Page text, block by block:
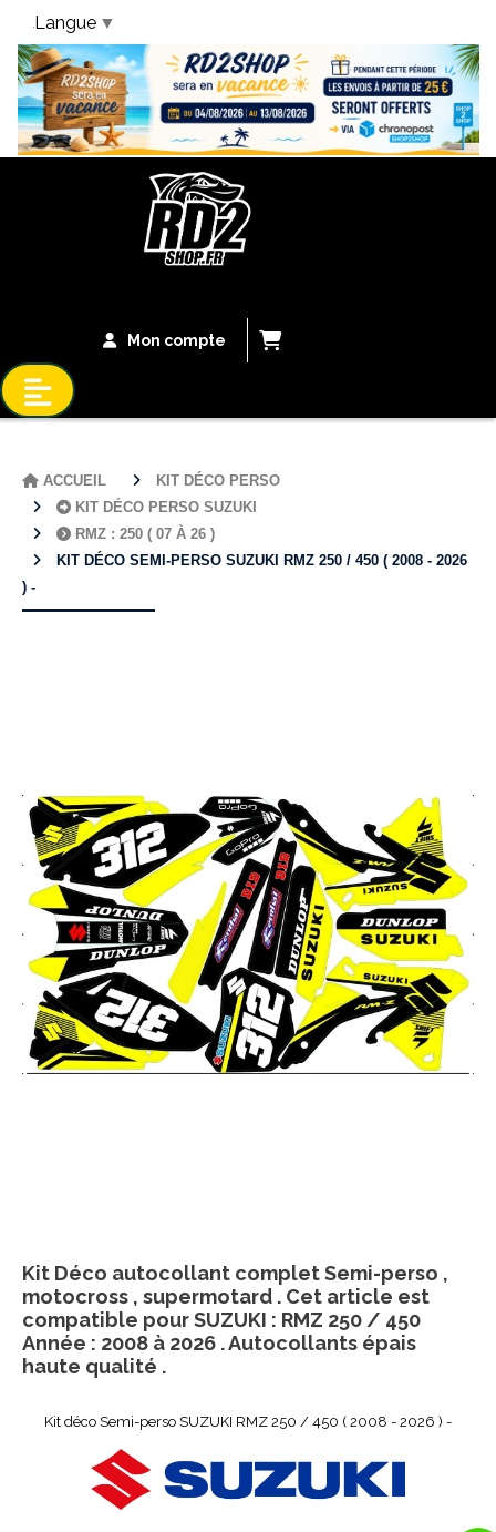
Bandeau Vacances
Mon compte
ACCUEIL
KIT DÉCO PERSO
KIT DÉCO PERSO SUZUKI
RMZ : 250 ( 07 À 26 )
KIT DÉCO SEMI-PERSO SUZUKI RMZ 250 / 450 ( 2008 - 2026
) -
Kit déco Semi-perso SUZUKI RMZ 250 / 450 ( 2008 - 2026 ) -
Kit Déco autocollant complet Semi-perso ,
motocross , supermotard . Cet article est
compatible pour SUZUKI : RMZ 250 / 450
Année : 2008 à 2026 . Autocollants épais
haute qualité .
Langue ▼